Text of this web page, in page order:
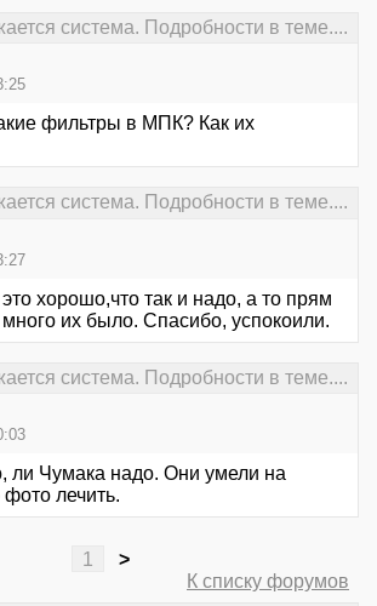
система. Подробности в теме....
фильтры в МПК? Как их
система. Подробности в теме....
хорошо,что так и надо, а то прям
много их было. Спасибо, успокоили.
система. Подробности в теме....
ли Чумака надо. Они умели на
лечить.
1
>
К списку форумов